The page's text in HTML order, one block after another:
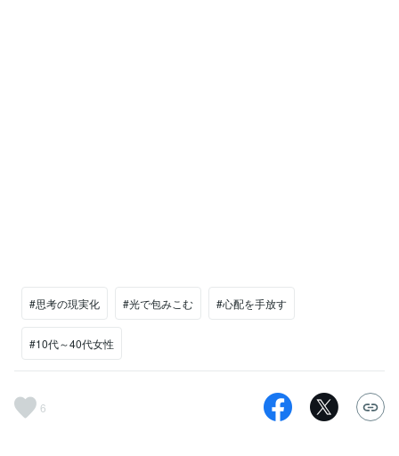
#思考の現実化 #光で包みこむ #心配を手放す
#10代～40代女性
6